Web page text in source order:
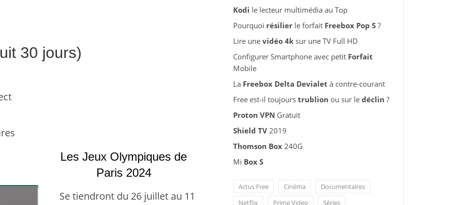
30 jours)
Les Jeux Olympiques de
Paris 2024
Se tiendront du 26 juillet au 11
Kodi le lecteur multimédia au Top
Pourquoi résilierle forfait Freebox Pop S?
Lire une vidéo 4ksur une TV Full HD
Configurer Smartphone avec petit Forfait
Mobile
La Freebox Delta Devialet à contre-courant
Free est-il toujours trublion ou sur le déclin ?
Proton VPN Gratuit
Shield TV2019
Thomson Box240G
Mi Box S
Actus Free Cinéma
Documentaires
Netflix
Prime Video Séries